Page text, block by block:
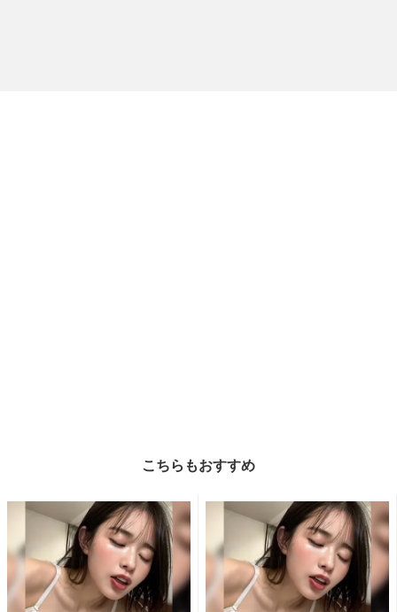
こちらもおすすめ